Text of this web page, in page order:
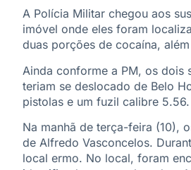
A Polícia Militar chegou aos
imóvel onde eles foram
duas porções de cocaína,
Ainda conforme a PM, os dois
teriam se deslocado de Belo
pistolas e um fuzil calibre 5.56.
Na manhã de terça-feira (10),
de Alfredo Vasconcelos.
local ermo. No local, foram